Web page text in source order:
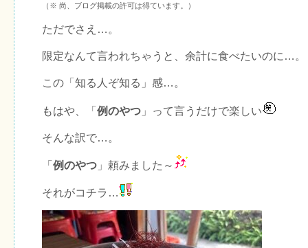
（※ 尚、ブログ掲載の許可は得ています。）
ただでさえ…。
限定なんて言われちゃうと、余計に食べたいのに…。
この「知る人ぞ知る」感…。
もはや、「 例のやつ 」って言うだけで楽しい
そんな訳で…。
「 例のやつ 」頼みました～
それがコチラ…